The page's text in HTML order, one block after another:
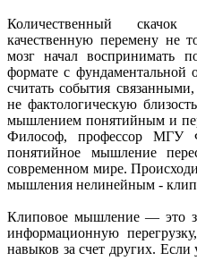
Количественный
качественную перемену не
мозг начал воспринимать
формате с
считать события
не фактологическую
мышлением понятийным и
Философ, профессор МГУ
понятийное мышление
современном мире.
мышления нелинейным -
Клиповое мышление — это
информационную
навыков за счет других.